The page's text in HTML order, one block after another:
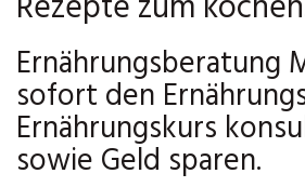
Ernährungsberatung
sofort den
Ernährungskurs
sowie Geld sparen.